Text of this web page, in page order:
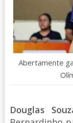
Abertamente
Douglas